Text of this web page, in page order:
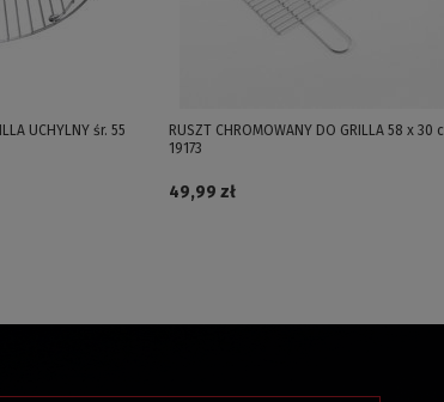
UCHYLNY śr. 55
RUSZT CHROMOWANY DO GRILLA 58 x 30
19173
49,99 zł